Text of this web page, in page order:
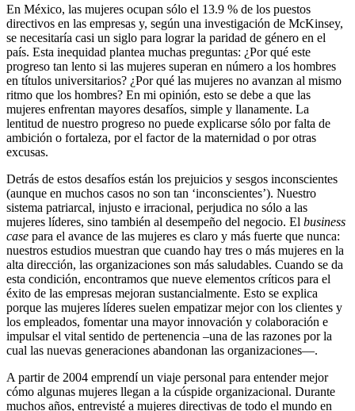
En México, las mujeres ocupan sólo el 13.9 % de los puestos
directivos en las empresas y, según una investigación de McKinsey,
se necesitaría casi un siglo para lograr la paridad de género en el
país. Esta inequidad plantea muchas preguntas: ¿Por qué este
progreso tan lento si las mujeres superan en número a los hombres
en títulos universitarios? ¿Por qué las mujeres no avanzan al mismo
ritmo que los hombres? En mi opinión, esto se debe a que las
mujeres enfrentan mayores desafíos, simple y llanamente. La
lentitud de nuestro progreso no puede explicarse sólo por falta de
ambición o fortaleza, por el factor de la maternidad o por otras
excusas.
Detrás de estos desafíos están los prejuicios y sesgos inconscientes
(aunque en muchos casos no son tan ‘inconscientes’). Nuestro
sistema patriarcal, injusto e irracional, perjudica no sólo a las
mujeres líderes, sino también al desempeño del negocio. El business
case para el avance de las mujeres es claro y más fuerte que nunca:
nuestros estudios muestran que cuando hay tres o más mujeres en la
alta dirección, las organizaciones son más saludables. Cuando se da
esta condición, encontramos que nueve elementos críticos para el
éxito de las empresas mejoran sustancialmente. Esto se explica
porque las mujeres líderes suelen empatizar mejor con los clientes y
los empleados, fomentar una mayor innovación y colaboración e
impulsar el vital sentido de pertenencia –una de las razones por la
cual las nuevas generaciones abandonan las organizaciones—.
A partir de 2004 emprendí un viaje personal para entender mejor
cómo algunas mujeres llegan a la cúspide organizacional. Durante
muchos años, entrevisté a mujeres directivas de todo el mundo en